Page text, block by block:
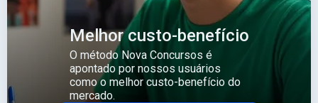
Melhor custo-benefício
O método Nova Concursos é
apontado por nossos usuários
como o melhor custo-benefício do
mercado.